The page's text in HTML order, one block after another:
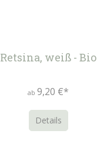
Retsina, weiß - Bio
ab 9,20 €*
Details